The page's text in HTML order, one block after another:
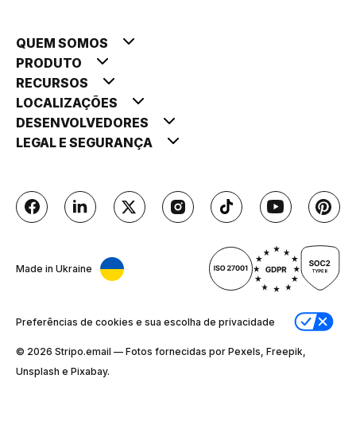
QUEM SOMOS
PRODUTO
RECURSOS
LOCALIZAÇÕES
DESENVOLVEDORES
LEGAL E SEGURANÇA
Made in Ukraine
Preferências de cookies e sua escolha de privacidade
© 2026 Stripо.email — Fotos fornecidas por Pexels, Freepik,
Unsplash e Pixabay.